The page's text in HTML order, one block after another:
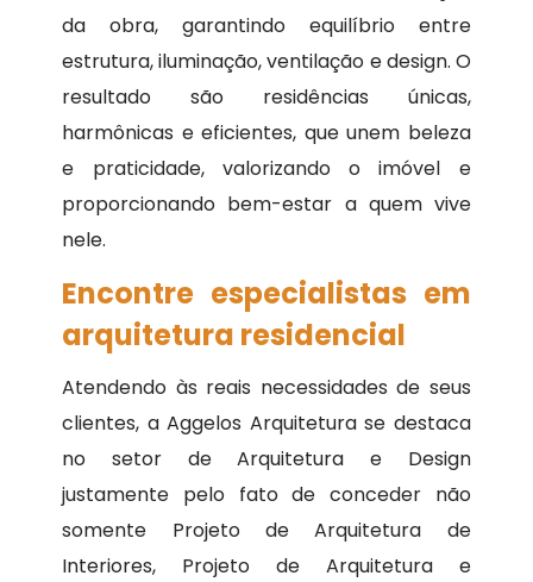
da obra, garantindo equilíbrio entre
estrutura, iluminação, ventilação e design. O
resultado são residências únicas,
harmônicas e eficientes, que unem beleza
e praticidade, valorizando o imóvel e
proporcionando bem-estar a quem vive
nele.
Encontre especialistas em
arquitetura residencial
Atendendo às reais necessidades de seus
clientes, a Aggelos Arquitetura se destaca
no setor de Arquitetura e Design
justamente pelo fato de conceder não
somente Projeto de Arquitetura de
Interiores, Projeto de Arquitetura e